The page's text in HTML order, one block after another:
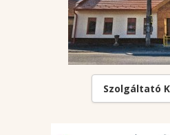
Szolgáltató